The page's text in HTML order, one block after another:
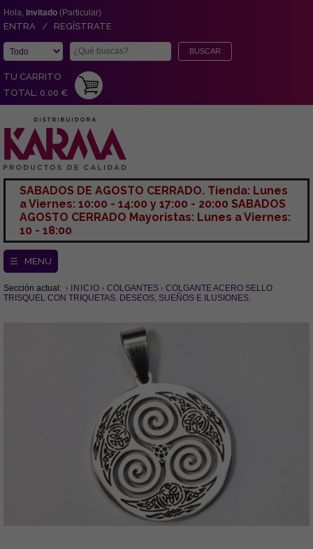
Hola, Invitado (Particular)
ENTRA / REGÍSTRATE
TU CARRITO
TOTAL: 0,00 €
SABADOS DE AGOSTO CERRADO. Tienda: Lunes
a Viernes: 10:00 - 14:00 y 17:00 - 20:00 SABADOS
AGOSTO CERRADO Mayoristas: Lunes a Viernes:
10 - 18:00
☰ MENU
Sección actual: INICIO COLGANTES
COLGANTE ACERO SELLO
TRISQUEL CON TRIQUETAS. DESEOS, SUEÑOS E ILUSIONES.